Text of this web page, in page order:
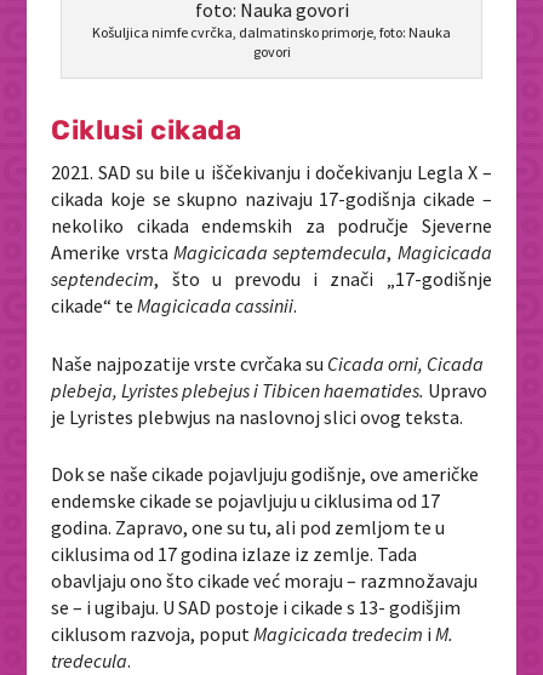
Košuljica nimfe cvrčka, dalmatinsko primorje, foto: Nauka
govori
Ciklusi cikada
2021. SAD su bile u iščekivanju i dočekivanju Legla X –
cikada koje se skupno nazivaju 17-godišnja cikade –
nekoliko cikada endemskih za područje Sjeverne
Amerike vrsta Magicicada septemdecula, Magicicada
septendecim, što u prevodu i znači „17-godišnje
cikade“ teMagicicada cassinii.
Naše najpozatije vrste cvrčaka su Cicada orni, Cicada
plebeja, Lyristes plebejus i Tibicen haematides. Upravo
je Lyristes plebwjus na naslovnoj slici ovog teksta.
Dok se naše cikade pojavljuju godišnje, ove američke
endemske cikade se pojavljuju u ciklusima od 17
godina. Zapravo, one su tu, ali pod zemljom te u
ciklusima od 17 godina izlaze iz zemlje. Tada
obavljaju ono što cikade već moraju – razmnožavaju
se – i ugibaju. U SAD postoje i cikade s 13- godišjim
ciklusom razvoja, poputMagicicada tredecim iM.
tredecula.